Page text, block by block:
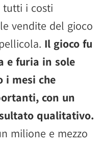
tutti i costi
vendite del gioco
Il gioco fu
e furia in sole
i mesi che
con un
qualitativo.
milione e mezzo